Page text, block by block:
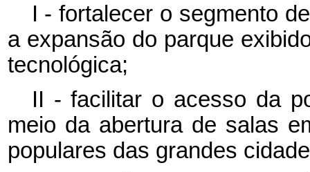
I - fortalecer o segmento
a expansão do parque
tecnológica;
II - facilitar o acesso da
meio da abertura de salas
populares das grandes